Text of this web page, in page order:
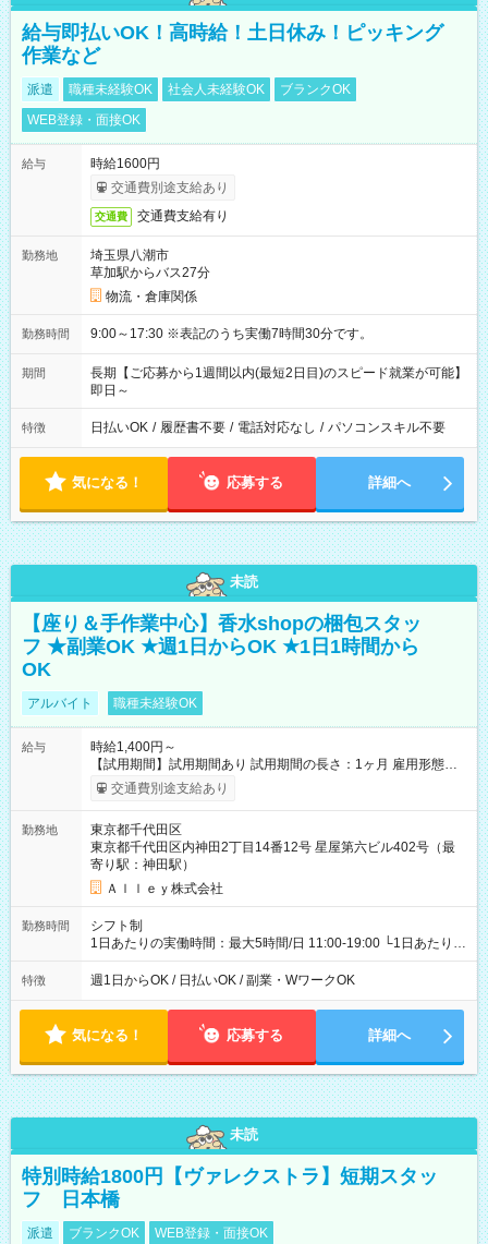
給与即払いOK！高時給！土日休み！ピッキング
作業など
派遣 職種未経験OK 社会人未経験OK
ブランクOK
WEB登録・面接OK
給与
時給1600円
交通費別途支給あり
交通費 交通費支給有り
勤務地
埼玉県八潮市
草加駅からバス27分
物流・倉庫関係
勤務時間 9:00～17:30 ※表記のうち実働7時間30分です。
期間
長期【ご応募から1週間以内(最短2日目)のスピード就業が可能】
即日～
特徴 日払いOK / 履歴書不要 / 電話対応なし / パソコンスキル不要
気になる！ 応募する 詳細へ
未読
【座り＆手作業中心】香水shopの梱包スタッ
フ ★副業OK ★週1日からOK ★1日1時間から
OK
アルバイト 職種未経験OK
給与
時給1,400円～
【試用期間】試用期間あり 試用期間の長さ：1ヶ月 雇用形態、
給与は本採用時と同じです。
交通費別途支給あり
勤務地
東京都千代田区
東京都千代田区内神田2丁目14番12号 星屋第六ビル402号（最
寄り駅：神田駅）
Ａｌｌｅｙ株式会社
勤務時間
シフト制
1日あたりの実働時間：最大5時間/日 11:00-19:00 └1日あたりの
実働時間：1-5時間 └上記の時間帯内であれば、いつでも勤務可
能！ └平日・土曜日の中で、お好きな曜日でご勤務いただけま
18:00 などのように、自由な働き方が可能なお仕事です！
特徴 週1日からOK / 日払いOK / 副業・WワークOK
気になる！ 応募する 詳細へ
未読
特別時給1800円【ヴァレクストラ】短期スタッ
フ 日本橋
派遣 ブランクOK WEB登録・面接OK